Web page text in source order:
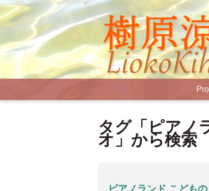
タグ「ピアノ
オ」から検索
ピアノランド こども